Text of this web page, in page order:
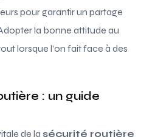
pour garantir un partage
la bonne attitude au
lorsque l’on fait face à des
: un guide
de la sécurité routière